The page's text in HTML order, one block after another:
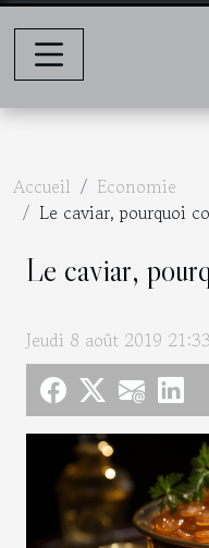
Accueil
Economie
Le caviar, pourquoi
Le caviar,
Jeudi 8 août 2019 21:33